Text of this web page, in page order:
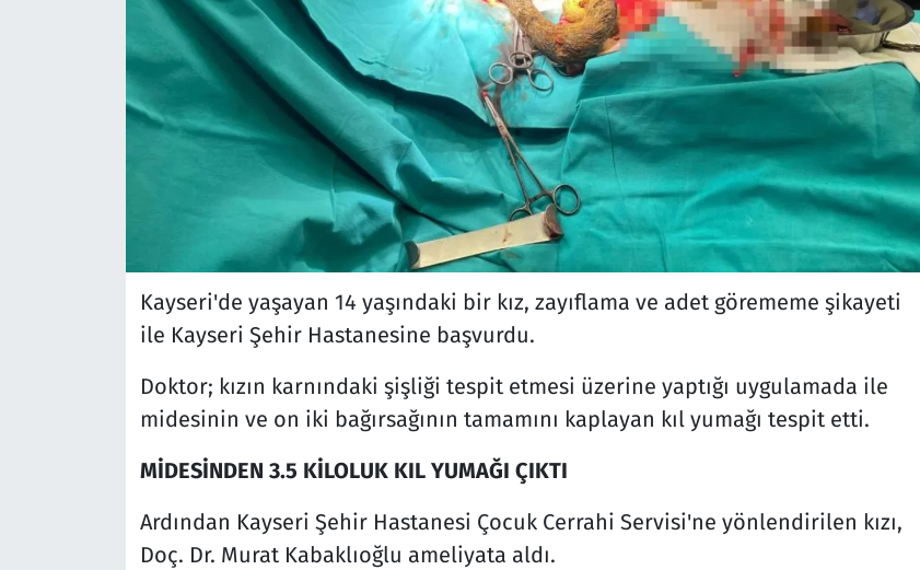
Kayseri'de yaşayan 14 yaşındaki bir kız, zayıflama ve adet görememe şikayeti
ile Kayseri Şehir Hastanesine başvurdu.
Doktor; kızın karnındaki şişliği tespit etmesi üzerine yaptığı uygulamada ile
midesinin ve on iki bağırsağının tamamını kaplayan kıl yumağı tespit etti.
MİDESİNDEN 3.5 KİLOLUK KIL YUMAĞI ÇIKTI
Ardından Kayseri Şehir Hastanesi Çocuk Cerrahi Servisi'ne yönlendirilen kızı,
Doç. Dr. Murat Kabaklıoğlu ameliyata aldı.